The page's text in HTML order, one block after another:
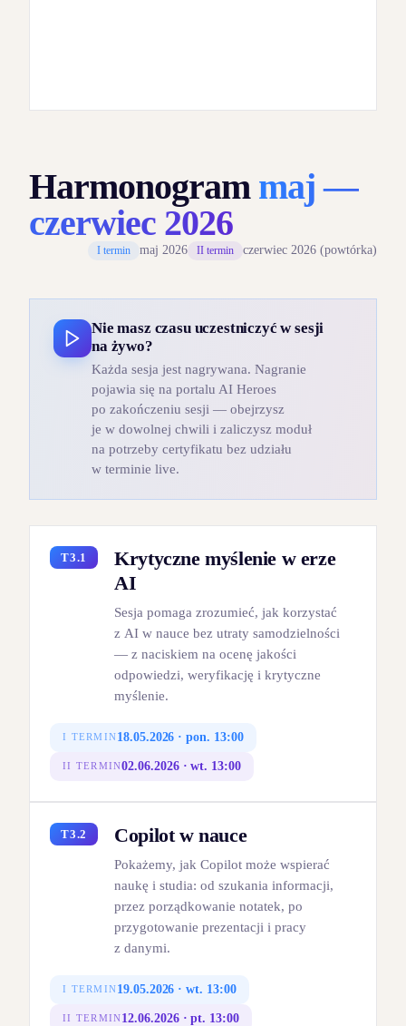
Harmonogram maj —
czerwiec 2026
I termin maj 2026 II termin czerwiec 2026 (powtórka)
Nie masz czasu uczestniczyć w sesji
na żywo?
Każda sesja jest nagrywana. Nagranie
pojawia się na portalu AI Heroes
po zakończeniu sesji — obejrzysz
je w dowolnej chwili i zaliczysz moduł
na potrzeby certyfikatu bez udziału
w terminie live.
T3.1
Krytyczne myślenie w erze
AI
Sesja pomaga zrozumieć, jak korzystać
z AI w nauce bez utraty samodzielności
— z naciskiem na ocenę jakości
odpowiedzi, weryfikację i krytyczne
myślenie.
I TERMIN18.05.2026 · pon. 13:00
II TERMIN02.06.2026 · wt. 13:00
T3.2 Copilot w nauce
Pokażemy, jak Copilot może wspierać
naukę i studia: od szukania informacji,
przez porządkowanie notatek, po
przygotowanie prezentacji i pracy
z danymi.
I TERMIN19.05.2026 · wt. 13:00
II TERMIN12.06.2026 · pt. 13:00